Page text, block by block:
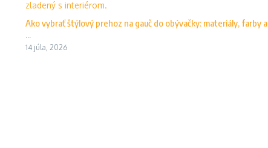
Ako vybrať štýlový prehoz na gauč do obývačky: materiály, farby a
...
14 júla, 2026